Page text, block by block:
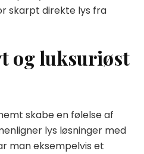
skarpt direkte lys fra
og luksuriøst
skabe en følelse af
lys løsninger med
man eksempelvis et